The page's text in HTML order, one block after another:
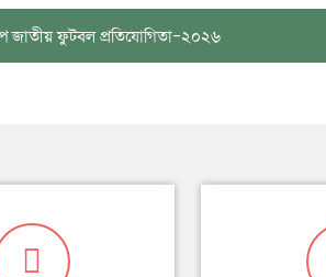
জাতীয় ফুটবল প্রতিযোগিতা-২০২৬